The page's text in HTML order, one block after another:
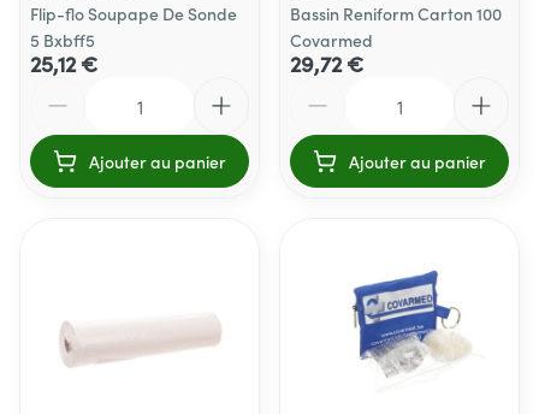
Flip-flo Soupape De Sonde
5 Bxbff5
25,12 €
Ajouter au panier
Bassin Reniform Carton 100
Covarmed
29,72 €
Ajouter au panier